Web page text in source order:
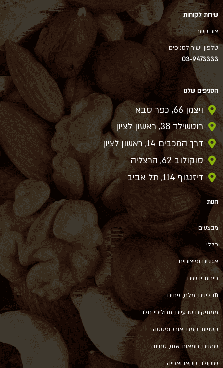
שירות לקוחות
צור קשר
טלפון ישיר לסניפים
03-9473333
הסניפים שלנו
ויצמן 66, כפר סבא
רוטשילד 38, ראשון לציון
דרך המכבים 14, ראשון לציון
סוקולוב 62, הרצליה
דיזנגוף 114, תל אביב
חנות
מבצעים
כללי
אגוזים ופיצוחים
פירות יבשים
תבלינים, מלח, זיתים
ממתיקים טבעיים, תחליפי חלב
קטניות, קמח, אורז ופסטה
שמנים, חמאות אגוז, טחינה
שוקולד, קקאו ואפיה